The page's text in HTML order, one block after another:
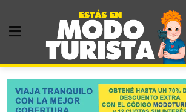
content